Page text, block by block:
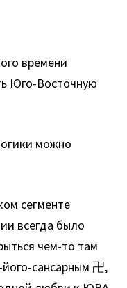
времени
Юго-Восточную
можно
сегменте
всегда было
чем-то там
сансарным 卍,